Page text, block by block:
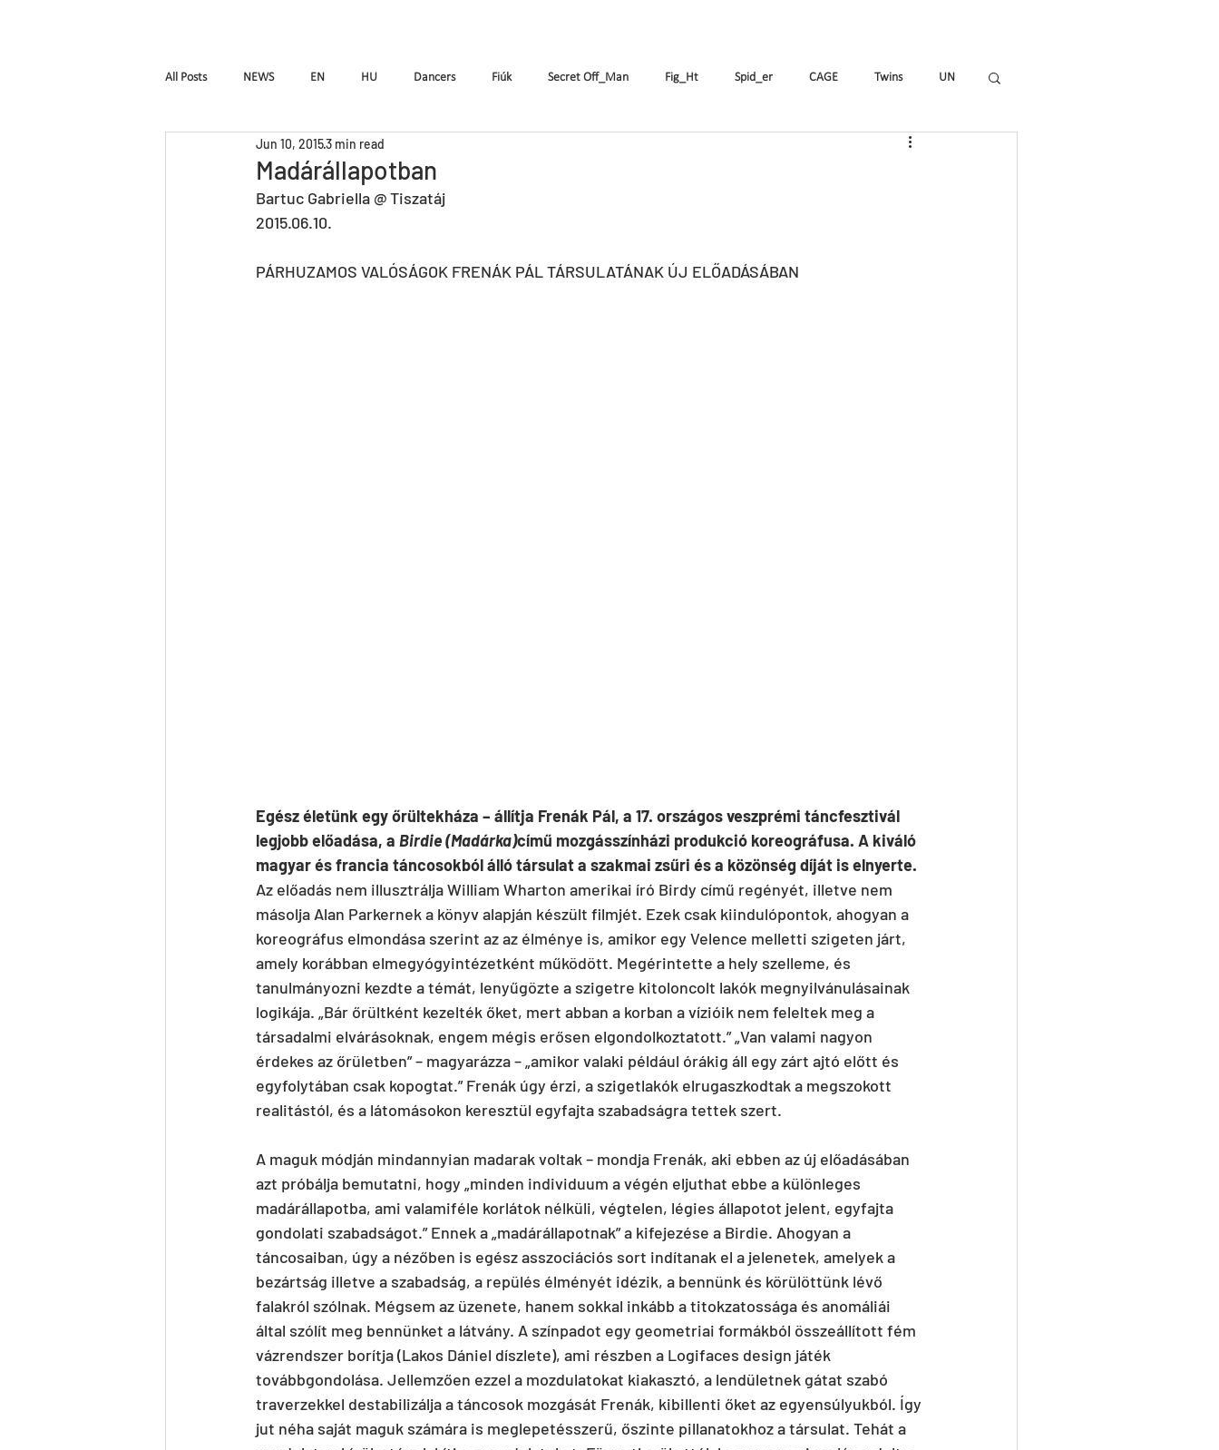
All Posts NEWS EN HU Dancers Fiúk Secret Off_Man Fig_Ht Spid_er CAGE Twins UN
LUTTE InTimE
Rost & Frenak
Madárállapotban
Jun 10, 20153 min read
Bartuc Gabriella @Tiszatáj
2015.06.10.
PÁRHUZAMOS VALÓSÁGOK FRENÁK PÁL TÁRSULATÁNAK ÚJ ELŐADÁSÁBAN
Egész életünk egy őrültekháza – állítja Frenák Pál, a 17. országos veszprémi táncfesztivál
legjobb előadása, a Birdie (Madárka)című mozgásszínházi produkció koreográfusa. A kiváló
magyar és francia táncosokból álló társulat a szakmai zsűri és a közönség díját is elnyerte.
Az előadás nem illusztrálja William Wharton amerikai író Birdy című regényét, illetve nem
másolja Alan Parkernek a könyv alapján készült filmjét. Ezek csak kiindulópontok, ahogyan a
koreográfus elmondása szerint az az élménye is, amikor egy Velence melletti szigeten járt,
amely korábban elmegyógyintézetként működött. Megérintette a hely szelleme, és
tanulmányozni kezdte a témát, lenyűgözte a szigetre kitoloncolt lakók megnyilvánulásainak
logikája. „Bár őrültként kezelték őket, mert abban a korban a vízióik nem feleltek meg a
társadalmi elvárásoknak, engem mégis erősen elgondolkoztatott.” „Van valami nagyon
érdekes az őrületben” – magyarázza – „amikor valaki például órákig áll egy zárt ajtó előtt és
egyfolytában csak kopogtat.” Frenák úgy érzi, a szigetlakók elrugaszkodtak a megszokott
realitástól, és a látomásokon keresztül egyfajta szabadságra tettek szert.
A maguk módján mindannyian madarak voltak – mondja Frenák, aki ebben az új előadásában
azt próbálja bemutatni, hogy „minden individuum a végén eljuthat ebbe a különleges
madárállapotba, ami valamiféle korlátok nélküli, végtelen, légies állapotot jelent, egyfajta
gondolati szabadságot.” Ennek a „madárállapotnak” a kifejezése a Birdie. Ahogyan a
táncosaiban, úgy a nézőben is egész asszociációs sort indítanak el a jelenetek, amelyek a
bezártság illetve a szabadság, a repülés élményét idézik, a bennünk és körülöttünk lévő
falakról szólnak. Mégsem az üzenete, hanem sokkal inkább a titokzatossága és anomáliái
által szólít meg bennünket a látvány. A színpadot egy geometriai formákból összeállított fém
vázrendszer borítja (Lakos Dániel díszlete), ami részben a Logifaces design játék
továbbgondolása. Jellemzően ezzel a mozdulatokat kiakasztó, a lendületnek gátat szabó
traverzekkel destabilizálja a táncosok mozgását Frenák, kibillenti őket az egyensúlyukból. Így
jut néha saját maguk számára is meglepetésszerű, őszinte pillanatokhoz a társulat. Tehát a